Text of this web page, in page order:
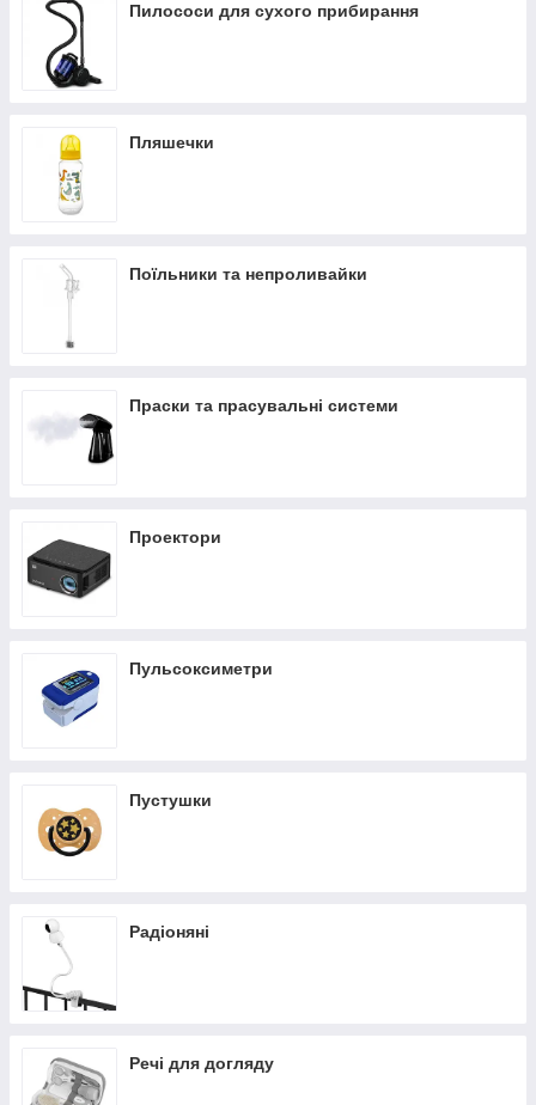
Пилососи для сухого прибирання
Пляшечки
Поїльники та непроливайки
Праски та прасувальні системи
Проектори
Пульсоксиметри
Пустушки
Радіоняні
Речі для догляду